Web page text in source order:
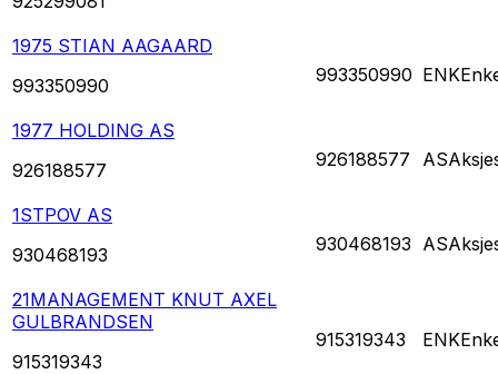
1975 STIAN AAGAARD
993350990
993350990 ENK
1977 HOLDING AS
926188577
926188577 AS
1STPOV AS
930468193
930468193 AS
21MANAGEMENT KNUT AXEL
GULBRANDSEN
915319343
915319343 ENK